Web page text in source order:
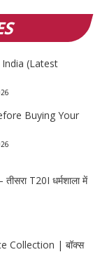
(Latest
Buying Your
T20I धर्मशाला में
Collection | बॉक्स